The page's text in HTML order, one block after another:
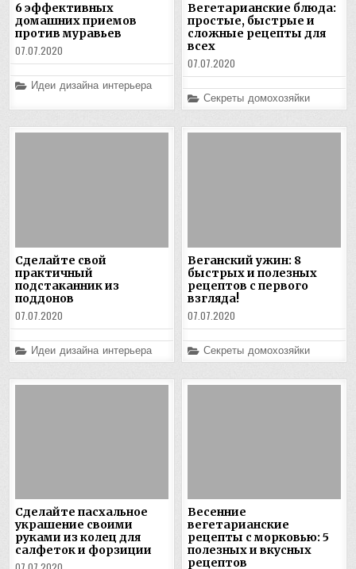
6 эффективных
домашних приемов
против муравьев
07.07.2020
Posted
in
Идеи дизайна интерьера
Вегетарианские блюда:
простые, быстрые и
сложные рецепты для
всех
07.07.2020
Posted
in
Секреты домохозяйки
Сделайте свой
практичный
подстаканник из
поддонов
07.07.2020
Posted
in
Идеи дизайна интерьера
Веганский ужин: 8
быстрых и полезных
рецептов с первого
взгляда!
07.07.2020
Posted
in
Секреты домохозяйки
Сделайте пасхальное
украшение своими
руками из колец для
салфеток и форзиции
Весенние
вегетарианские
рецепты с морковью: 5
полезных и вкусных
рецептов